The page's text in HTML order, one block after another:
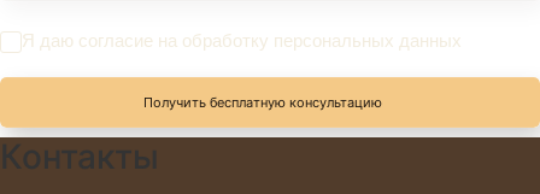
Я даю согласие на обработку персональных данных
Получить бесплатную консультацию
Контакты